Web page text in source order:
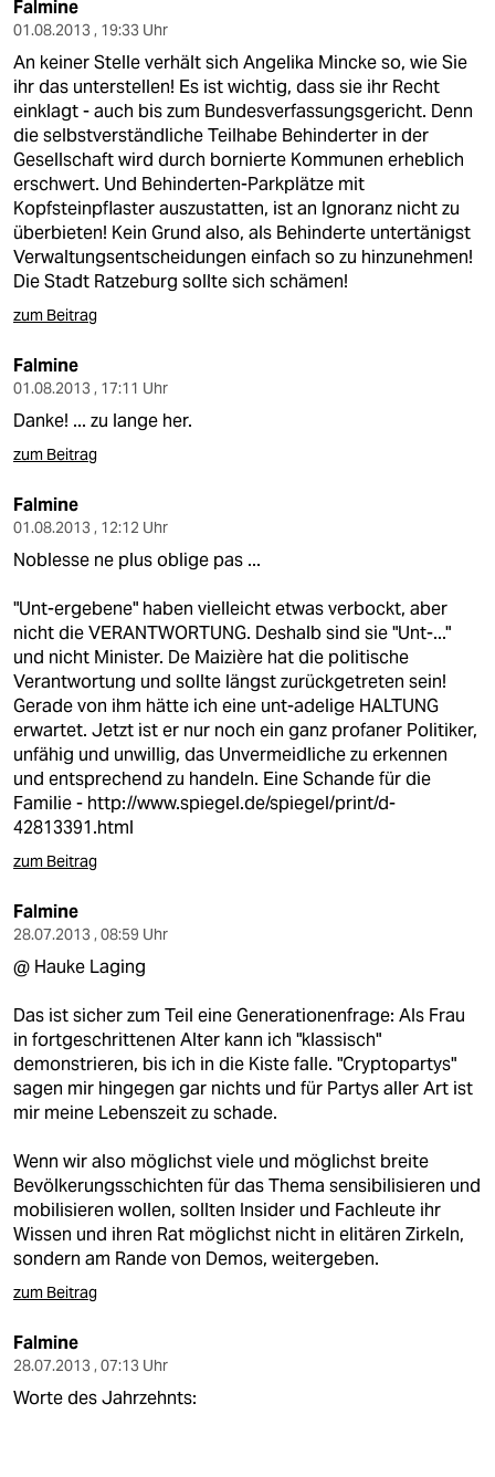
Falmine
01.08.2013 , 19:33 Uhr
An keiner Stelle verhält sich Angelika Mincke so, wie Sie
ihr das unterstellen! Es ist wichtig, dass sie ihr Recht
einklagt - auch bis zum Bundesverfassungsgericht. Denn
die selbstverständliche Teilhabe Behinderter in der
Gesellschaft wird durch bornierte Kommunen erheblich
erschwert. Und Behinderten-Parkplätze mit
Kopfsteinpflaster auszustatten, ist an Ignoranz nicht zu
überbieten! Kein Grund also, als Behinderte untertänigst
Verwaltungsentscheidungen einfach so zu hinzunehmen!
Die Stadt Ratzeburg sollte sich schämen!
zum Beitrag
Falmine
01.08.2013 , 17:11 Uhr
Danke! ... zu lange her.
zum Beitrag
Falmine
01.08.2013 , 12:12 Uhr
Noblesse ne plus oblige pas ...
"Unt-ergebene" haben vielleicht etwas verbockt, aber
nicht die VERANTWORTUNG. Deshalb sind sie "Unt-..."
und nicht Minister. De Maizière hat die politische
Verantwortung und sollte längst zurückgetreten sein!
Gerade von ihm hätte ich eine unt-adelige HALTUNG
erwartet. Jetzt ist er nur noch ein ganz profaner Politiker,
unfähig und unwillig, das Unvermeidliche zu erkennen
und entsprechend zu handeln. Eine Schande für die
Familie - http://www.spiegel.de/spiegel/print/d-
42813391.html
zum Beitrag
Falmine
28.07.2013 , 08:59 Uhr
@ Hauke Laging
Das ist sicher zum Teil eine Generationenfrage: Als Frau
in fortgeschrittenen Alter kann ich "klassisch"
demonstrieren, bis ich in die Kiste falle. "Cryptopartys"
sagen mir hingegen gar nichts und für Partys aller Art ist
mir meine Lebenszeit zu schade.
Wenn wir also möglichst viele und möglichst breite
Bevölkerungsschichten für das Thema sensibilisieren und
mobilisieren wollen, sollten Insider und Fachleute ihr
Wissen und ihren Rat möglichst nicht in elitären Zirkeln,
sondern am Rande von Demos, weitergeben.
zum Beitrag
Falmine
28.07.2013 , 07:13 Uhr
Worte des Jahrzehnts: